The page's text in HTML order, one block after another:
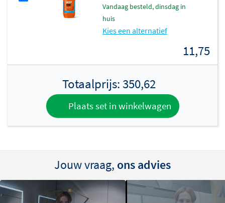
vandaag besteld, dinsdag in
huis
Kies een alternatief
11,75
Totaalprijs:350,62
Plaats set in winkelwagen
Jouw vraag, ons advies